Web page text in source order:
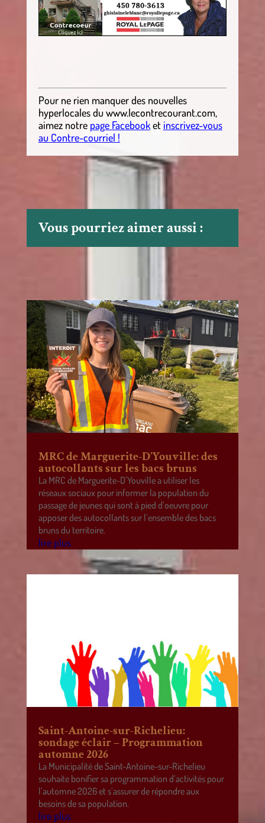
Pour ne rien manquer des nouvelles
hyperlocalesdu www.lecontrecourant.com,
aimez notre page Facebooket inscrivez-vous
au Contre-courriel !
Vous pourriez aimer aussi :
MRC de Marguerite-D’Youville: des
autocollants sur les bacs bruns
La MRC de Marguerite-D’Youville a utiliser les
réseaux sociaux pour informer la population du
passage de jeunes qui sont à pied d’oeuvre pour
apposer des autocollants sur l’ensemble des bacs
bruns du territoire.
lire plus
Saint-Antoine-sur-Richelieu:
sondage éclair – Programmation
automne 2026
La Municipalité de Saint-Antoine-sur-Richelieu
souhaite bonifier sa programmation d’activités pour
l’automne 2026 et s’assurer de répondre aux
besoins de sa population.
lire plus